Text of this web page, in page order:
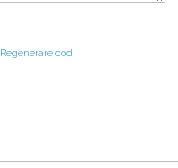
Regenerare cod